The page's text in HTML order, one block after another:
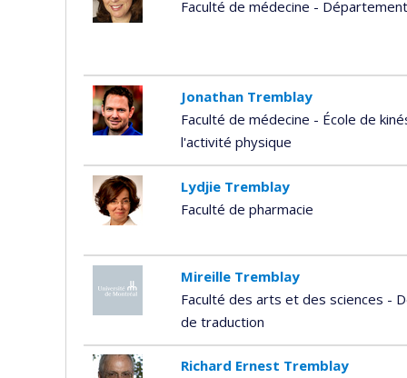
Faculté de médecine -
Jonathan Tremblay
Faculté de médecine - École de
l'activité physique
Lydjie Tremblay
Faculté de pharmacie
Mireille Tremblay
Faculté des arts et des sciences -
de traduction
Richard Ernest Tremblay